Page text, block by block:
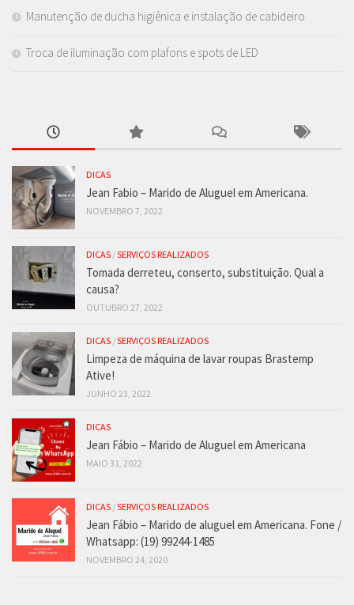
Manutenção de ducha higiênica e instalação de cabideiro
Troca de iluminação com plafons e spots de LED
DICAS
Jean Fabio – Marido de Aluguel em Americana.
NOVEMBRO 7, 2022
DICAS /SERVIÇOS REALIZADOS
Tomada derreteu, conserto, substituição. Qual a
causa?
OUTUBRO 27, 2022
DICAS /SERVIÇOS REALIZADOS
Limpeza de máquina de lavar roupas Brastemp
Ative!
JUNHO 23, 2022
DICAS
Jean Fábio – Marido de Aluguel em Americana
MAIO 31, 2022
DICAS /SERVIÇOS REALIZADOS
Jean Fábio – Marido de aluguel em Americana. Fone /
Whatsapp: (19) 99244-1485
NOVEMBRO 24, 2020